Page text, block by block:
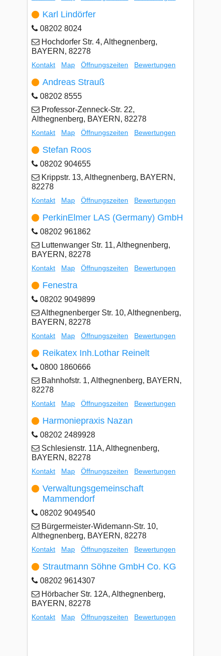
Karl Lindörfer
08202 8024
Hochdorfer Str. 4, Althegnenberg,
BAYERN, 82278
Kontakt Map Öffnungszeiten Bewertungen
Andreas Strauß
08202 8555
Professor-Zenneck-Str. 22,
Althegnenberg, BAYERN, 82278
Kontakt Map Öffnungszeiten Bewertungen
Stefan Roos
08202 904655
Krippstr. 13, Althegnenberg, BAYERN,
82278
Kontakt Map Öffnungszeiten Bewertungen
PerkinElmer LAS (Germany) GmbH
08202 961862
Luttenwanger Str. 11, Althegnenberg,
BAYERN, 82278
Kontakt Map Öffnungszeiten Bewertungen
Fenestra
08202 9049899
Althegnenberger Str. 10, Althegnenberg,
BAYERN, 82278
Kontakt Map Öffnungszeiten Bewertungen
Reikatex Inh.Lothar Reinelt
0800 1860666
Bahnhofstr. 1, Althegnenberg, BAYERN,
82278
Kontakt Map Öffnungszeiten Bewertungen
Harmoniepraxis Nazan
08202 2489928
Schlesienstr. 11A, Althegnenberg,
BAYERN, 82278
Kontakt Map Öffnungszeiten Bewertungen
Verwaltungsgemeinschaft
Mammendorf
08202 9049540
Bürgermeister-Widemann-Str. 10,
Althegnenberg, BAYERN, 82278
Kontakt Map Öffnungszeiten Bewertungen
Strautmann Söhne GmbH Co. KG
08202 9614307
Hörbacher Str. 12A, Althegnenberg,
BAYERN, 82278
Kontakt Map Öffnungszeiten Bewertungen